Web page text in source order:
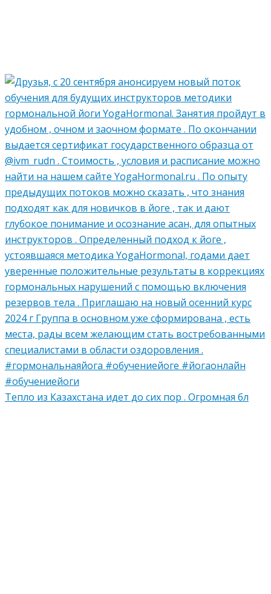
Тепло из Казахстана идет до сих пор . Огромная бл